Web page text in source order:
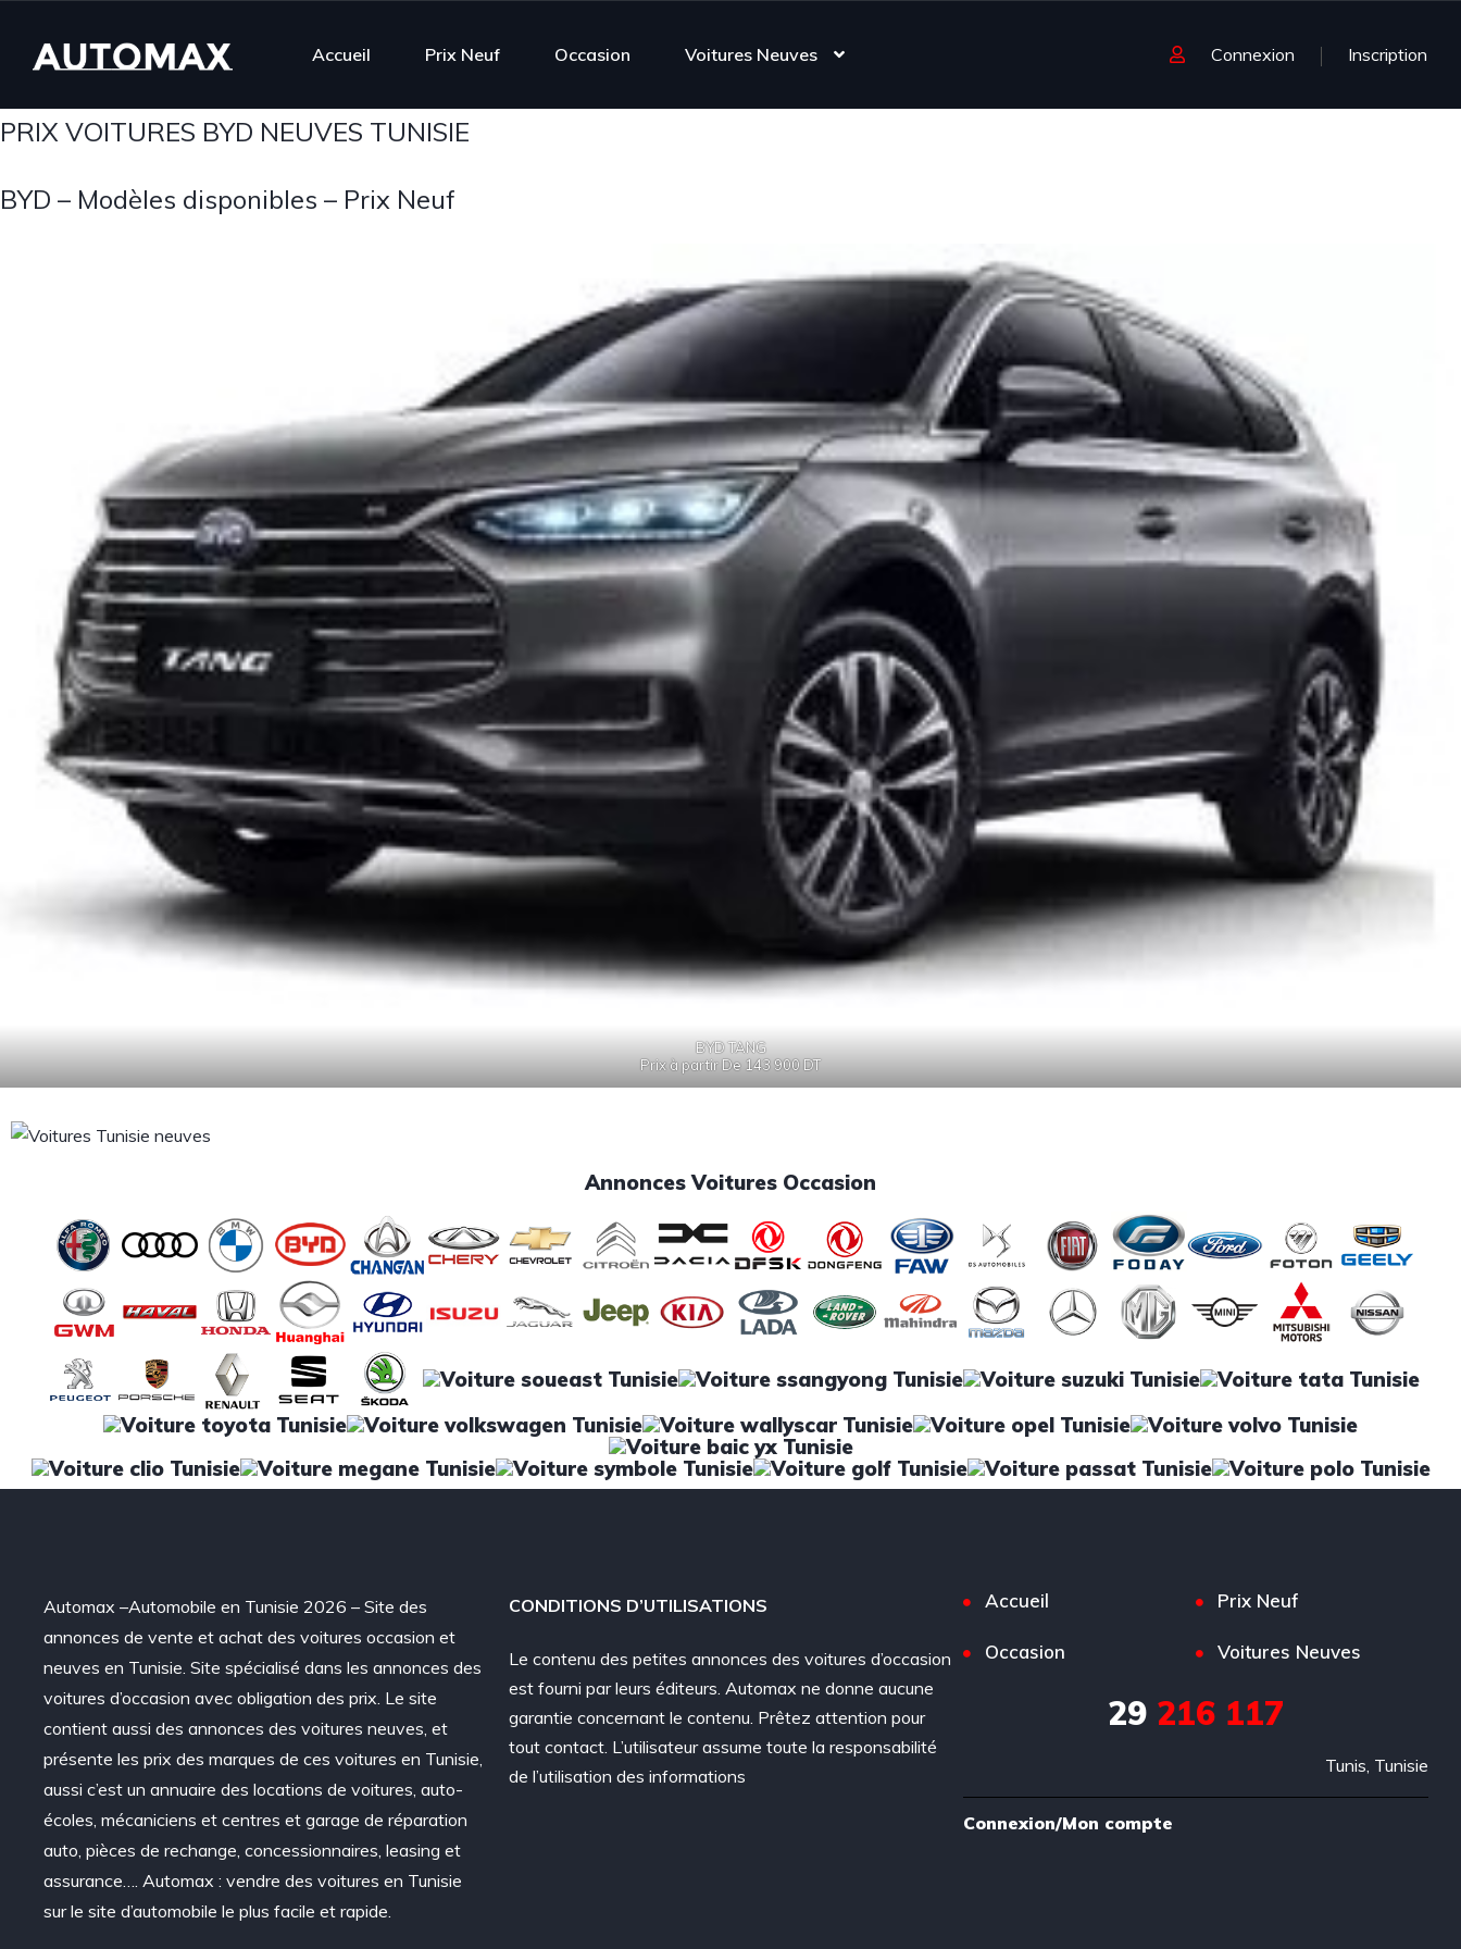
Accueil Prix Neuf Occasion Voitures Neuves Connexion Inscription
PRIX VOITURES BYD NEUVES TUNISIE
BYD – Modèles disponibles – Prix Neuf
BYD TANG
Prix à partir De 143 900 DT
Annonces Voitures Occasion
Automax –Automobile en Tunisie 2026 – Site des
annonces de vente et achat des voitures occasion et
neuves en Tunisie. Site spécialisé dans les annonces des
voitures d’occasion avec obligation des prix. Le site
contient aussi des annonces des voitures neuves, et
présente les prix des marques de ces voitures en Tunisie,
aussi c’est un annuaire des locations de voitures, auto-
écoles, mécaniciens et centres et garage de réparation
auto, pièces de rechange, concessionnaires, leasing et
assurance…. Automax : vendre des voitures en Tunisie
sur le site d’automobile le plus facile et rapide.
CONDITIONS D’UTILISATIONS
Le contenu des petites annonces des voitures d’occasion
est fourni par leurs éditeurs. Automax ne donne aucune
garantie concernant le contenu. Prêtez attention pour
tout contact. L’utilisateur assume toute la responsabilité
de l’utilisation des informations
Accueil Prix Neuf
Occasion Voitures Neuves
29216 117
Tunis, Tunisie
Connexion/Mon compte